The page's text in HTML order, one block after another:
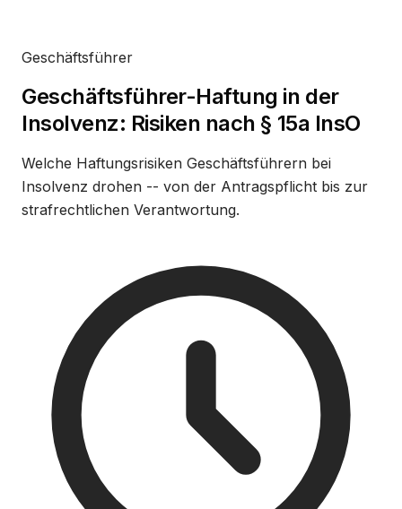
Geschäftsführer
Geschäftsführer-Haftung in der
Insolvenz: Risiken nach § 15a InsO
Welche Haftungsrisiken Geschäftsführern bei
Insolvenz drohen -- von der Antragspflicht bis zur
strafrechtlichen Verantwortung.